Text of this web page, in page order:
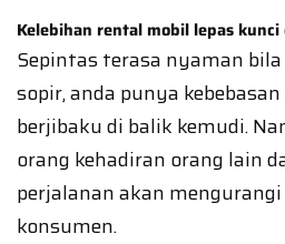
Kelebihan rental mobil lepas
Sepintas terasa nyaman
sopir, anda punya
berjibaku di balik kemudi.
orang kehadiran orang lain
perjalanan akan
konsumen.